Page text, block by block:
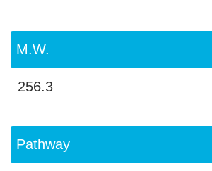
M.W.
256.3
Pathway